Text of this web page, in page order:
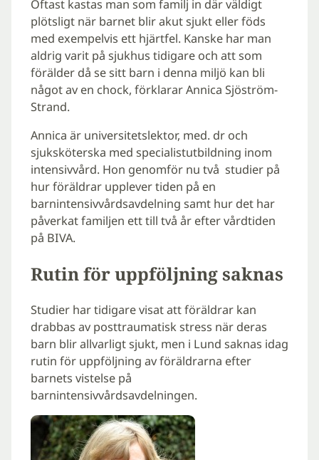
Oftast kastas man som familj in där väldigt
plötsligt när barnet blir akut sjukt eller föds
med exempelvis ett hjärtfel. Kanske har man
aldrig varit på sjukhus tidigare och att som
förälder då se sitt barn i denna miljö kan bli
något av en chock, förklarar Annica Sjöström-
Strand.
Annica är universitetslektor, med. dr och
sjuksköterska med specialistutbildning inom
intensivvård. Hon genomför nu två studier på
hur föräldrar upplever tiden på en
barnintensivvårdsavdelning samt hur det har
påverkat familjen ett till två år efter vårdtiden
på BIVA.
Rutin för uppföljning saknas
Studier har tidigare visat att föräldrar kan
drabbas av posttraumatisk stress när deras
barn blir allvarligt sjukt, men i Lund saknas idag
rutin för uppföljning av föräldrarna efter
barnets vistelse på
barnintensivvårdsavdelningen.